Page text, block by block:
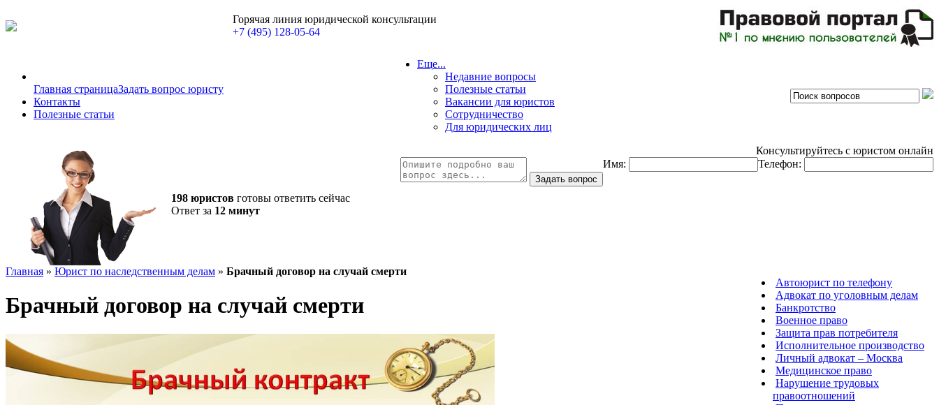
Горячая линия юридической консультации
+7 (495) 128-05-64
Главная страницаЗадать вопрос юристу
Контакты
Полезные статьи
Еще...
Недавние вопросы
Полезные статьи
Вакансии для юристов
Сотрудничество
Для юридических лиц
198 юристов готовы ответить сейчас
Ответ за 12 минут
Консультируйтесь с юристом онлайн
Имя:
Телефон:
Главная » Юрист по наследственным делам » Брачный договор на случай смерти
Брачный договор на случай смерти
Автоюрист по телефону
Адвокат по уголовным делам
Банкротство
Военное право
Защита прав потребителя
Исполнительное производство
Личный адвокат – Москва
Медицинское право
Нарушение трудовых
правоотношений